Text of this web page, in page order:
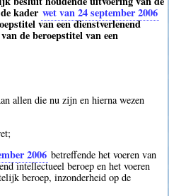
kader wet van 24 september 2006
van een dienstverlenend
de beroepstitel van een
allen die nu zijn en hierna wezen
2006 betreffende het voeren van
intellectueel beroep en het voeren
beroep, inzonderheid op de